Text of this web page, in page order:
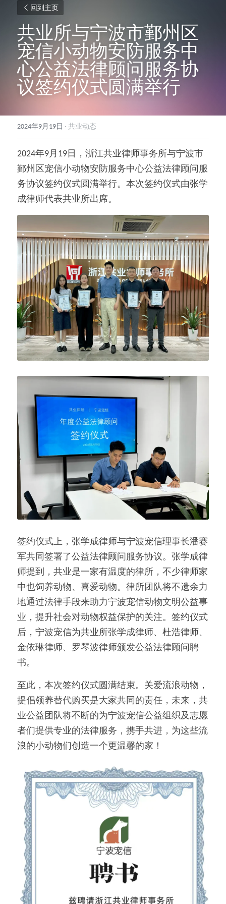
回到主页
共业所与宁波市鄞州区
宠信小动物安防服务中
心公益法律顾问服务协
议签约仪式圆满举行
2024年9月19日 · 共业动态
2024年9月19日，浙江共业律师事务所与宁波市
鄞州区宠信小动物安防服务中心公益法律顾问服
务协议签约仪式圆满举行。本次签约仪式由张学
成律师代表共业所出席。
签约仪式上，张学成律师与宁波宠信理事长潘赛
军共同签署了公益法律顾问服务协议。张学成律
师提到，共业是一家有温度的律所，不少律师家
中也饲养动物、喜爱动物。律所团队将不遗余力
地通过法律手段来助力宁波宠信动物文明公益事
业，提升社会对动物权益保护的关注。签约仪式
后，宁波宠信为共业所张学成律师、杜浩律师、
金依琳律师、罗琴波律师颁发公益法律顾问聘
书。
至此，本次签约仪式圆满结束。关爱流浪动物，
提倡领养替代购买是大家共同的责任，未来，共
业公益团队将不断的为宁波宠信公益组织及志愿
者们提供专业的法律服务，携手共进，为这些流
浪的小动物们创造一个更温馨的家！